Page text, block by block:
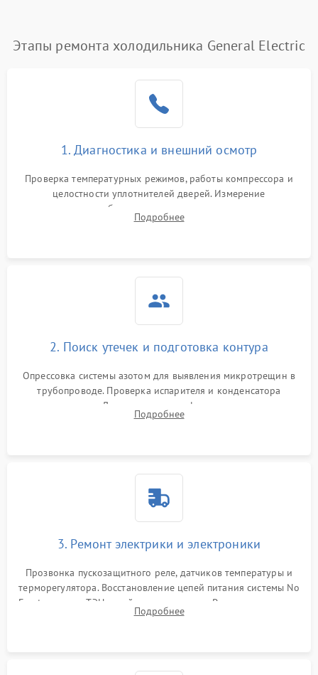
Поломка системы No Frost 2600 ₽ Подробнее →
работе
2000 ₽ Подробнее →
1000 ₽
1800 ₽
Этапы ремонта холодильника General Electric
1. Диагностика и внешний осмотр
Проверка температурных режимов, работы компрессора и
целостности уплотнителей дверей. Измерение
сопротивления обмоток мотора, проверка термостата и
считывание кодов ошибок с электронного дисплея.
Подробнее
2. Поиск утечек и подготовка контура
Опрессовка системы азотом для выявления микротрещин в
трубопроводе. Проверка испарителя и конденсатора
течеискателем. Демонтаж старого фильтра-осушителя и
продувка капиллярной трубки для устранения засоров.
Подробнее
3. Ремонт электрики и электроники
Прозвонка пускозащитного реле, датчиков температуры и
терморегулятора. Восстановление цепей питания системы No
Frost, включая ТЭН оттайки и вентилятор. Ремонт или замена
платы управления при сбоях алгоритмов.
Подробнее